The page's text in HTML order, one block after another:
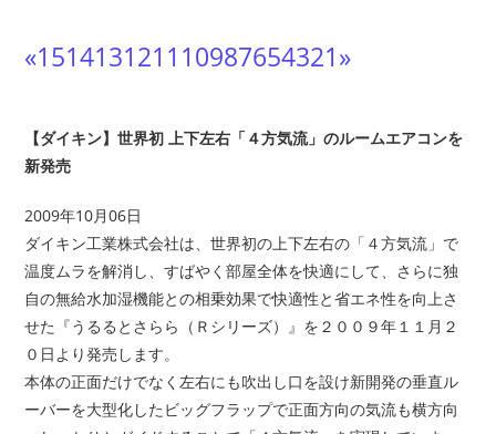
«1514131211 10987654321»
【ダイキン】世界初 上下左右「４方気流」のルームエアコンを
新発売
2009年10月06日
ダイキン工業株式会社は、世界初の上下左右の「４方気流」で
温度ムラを解消し、すばやく部屋全体を快適にして、さらに独
自の無給水加湿機能との相乗効果で快適性と省エネ性を向上さ
せた『うるるとさらら（Ｒシリーズ）』を２００９年１１月２
０日より発売します。
本体の正面だけでなく左右にも吹出し口を設け新開発の垂直ル
ーバーを大型化したビッグフラップで正面方向の気流も横方向